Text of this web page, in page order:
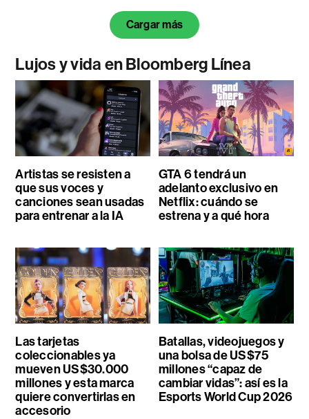
Cargar más
Lujos y vida en Bloomberg Línea
Artistas se resisten a
que sus voces y
canciones sean usadas
para entrenar a la IA
GTA 6 tendrá un
adelanto exclusivo en
Netflix: cuándo se
estrena y a qué hora
Las tarjetas
coleccionables ya
mueven US$30.000
millones y esta marca
quiere convertirlas en
accesorio
Batallas, videojuegos y
una bolsa de US$75
millones “capaz de
cambiar vidas”: así es la
Esports World Cup 2026